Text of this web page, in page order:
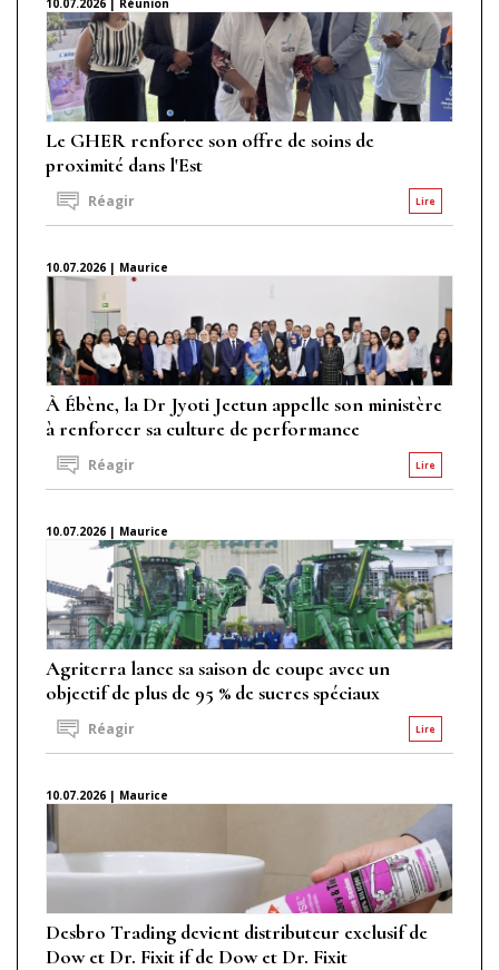
Le GHER renforce son offre de soins de
proximité dans l'Est
Lire
Réagir
10.07.2026 | Maurice
À Ébène, la Dr Jyoti Jeetun appelle son ministère
à renforcer sa culture de performance
Lire
Réagir
10.07.2026 | Maurice
Agriterra lance sa saison de coupe avec un
objectif de plus de 95 % de sucres spéciaux
Lire
Réagir
10.07.2026 | Maurice
Desbro Trading devient distributeur exclusif de
Dow et Dr. Fixit if de Dow et Dr. Fixit